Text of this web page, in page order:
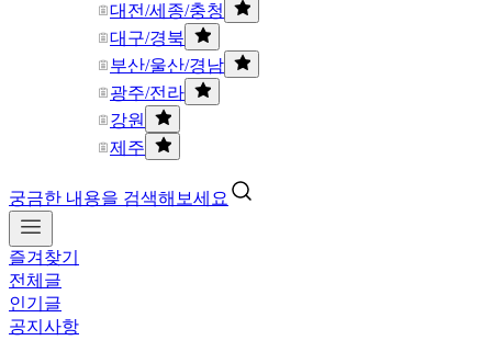
대전/세종/충청
대구/경북
부산/울산/경남
광주/전라
강원
제주
궁금한 내용을 검색해보세요
즐겨찾기
전체글
인기글
공지사항